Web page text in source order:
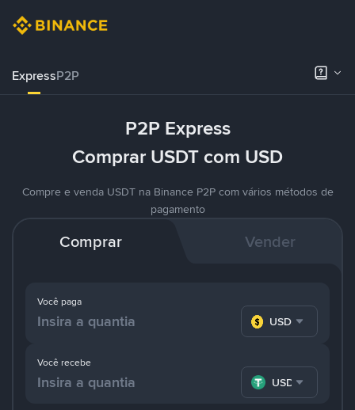
ExpressP2P
P2P Express
Comprar USDT com USD
Compre e venda USDT na Binance P2P com vários métodos de
pagamento
Comprar Vender
Você paga
USD
Você recebe
USDT